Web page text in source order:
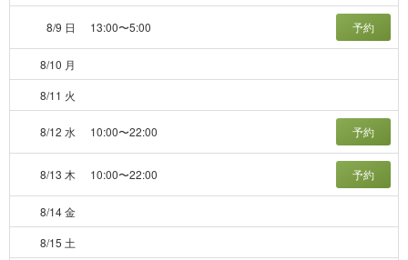
8/9 日 13:00〜5:00 予約
8/10 月
8/11 火
8/12 水 10:00〜22:00 予約
8/13 木 10:00〜22:00 予約
8/14 金
8/15 土